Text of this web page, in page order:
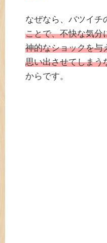
なぜなら、バツイチ
ことで、不快な気分
神的なショックを与
思い出させてしまう
からです。